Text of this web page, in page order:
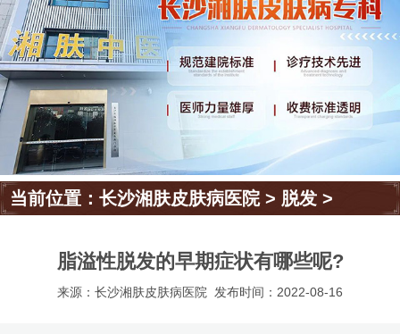
当前位置：长沙湘肤皮肤病医院> 脱发 >
脂溢性脱发的早期症状有哪些呢?
来源：长沙湘肤皮肤病医院 发布时间：2022-08-16